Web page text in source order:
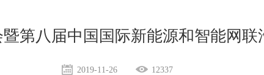
第八届中国国际新能源和智能网
2019-11-26 12337